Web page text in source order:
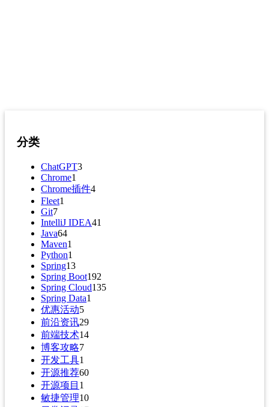
分类
ChatGPT3
Chrome1
Chrome插件4
Fleet1
Git7
IntelliJ IDEA41
Java64
Maven1
Python1
Spring13
Spring Boot192
Spring Cloud135
Spring Data1
优惠活动5
前沿资讯29
前端技术14
博客攻略7
开发工具1
开源推荐60
开源项目 1
敏捷管理10